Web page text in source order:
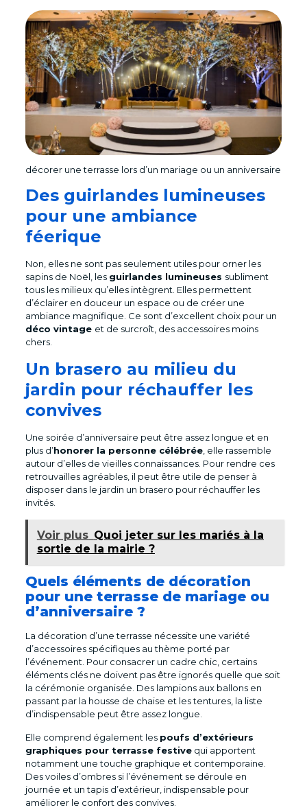
décorer une terrasse lors d’un mariage ou un anniversaire
Des guirlandes lumineuses
pour une ambiance
féerique
Non, elles ne sont pas seulement utiles pour orner les
sapins de Noël, les guirlandes lumineuses subliment
tous les milieux qu’elles intègrent. Elles permettent
d’éclairer en douceur un espace ou de créer une
ambiance magnifique. Ce sont d’excellent choix pour un
déco vintage et de surcroît, des accessoires moins
chers.
Un brasero au milieu du
jardin pour réchauffer les
convives
Une soirée d’anniversaire peut être assez longue et en
plus d’honorer la personne célébrée, elle rassemble
autour d’elles de vieilles connaissances. Pour rendre ces
retrouvailles agréables, il peut être utile de penser à
disposer dans le jardin un brasero pour réchauffer les
invités.
Voir plus Quoi jeter sur les mariés à la
sortie de la mairie ?
Quels éléments de décoration
pour une terrasse de mariage ou
d’anniversaire ?
La décoration d’une terrasse nécessite une variété
d’accessoires spécifiques au thème porté par
l’événement. Pour consacrer un cadre chic, certains
éléments clés ne doivent pas être ignorés quelle que soit
la cérémonie organisée. Des lampions aux ballons en
passant par la housse de chaise et les tentures, la liste
d’indispensable peut être assez longue.
Elle comprend également les poufs d’extérieurs
graphiques pour terrasse festivequi apportent
notamment une touche graphique et contemporaine.
Des voiles d’ombres si l’événement se déroule en
journée et un tapis d’extérieur, indispensable pour
améliorer le confort des convives.